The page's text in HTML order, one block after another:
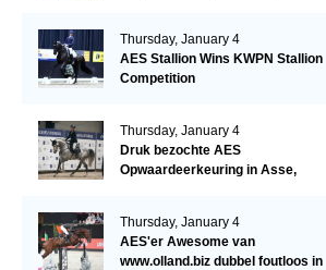
Thursday, January 4
AES Stallion Wins KWPN Stallion
Competition
Thursday, January 4
Druk bezochte AES
Opwaardeerkeuring in Asse,
Thursday, January 4
AES'er Awesome van
www.olland.biz dubbel foutloos in